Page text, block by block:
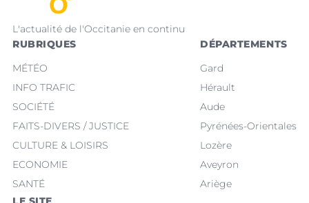
L'actualité de l'Occitanie en continu
RUBRIQUES
MÉTÉO
INFO TRAFIC
SOCIÉTÉ
FAITS-DIVERS / JUSTICE
CULTURE & LOISIRS
ECONOMIE
SANTÉ
DÉPARTEMENTS
Gard
Hérault
Aude
Pyrénées-Orientales
Lozère
Aveyron
Ariège